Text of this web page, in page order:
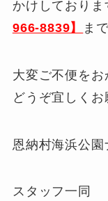
かけしており
966-8839】
ま
大変ご不便をお
どうぞ宜しくお
恩納村海浜公
スタッフ一同